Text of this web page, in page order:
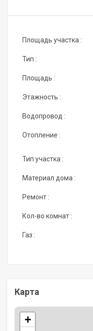
Площадь участка :
Тип :
Площадь :
Этажность :
Водопровод :
Отопление :
Тип участка :
Материал дома :
Ремонт :
Кол-во комнат :
Газ :
Карта
+